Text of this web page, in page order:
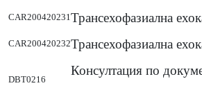
CAR200420231 Трансехофазиална
CAR200420232Трансехофазиална
DBT0216
Консултация по